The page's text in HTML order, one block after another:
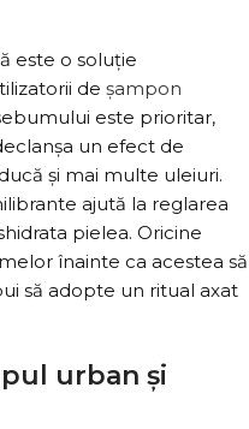
este o soluție
de șampon
este prioritar,
un efect de
și mai multe uleiuri.
ajută la reglarea
pielea. Oricine
înainte ca acestea să
să adopte un ritual axat
urban și